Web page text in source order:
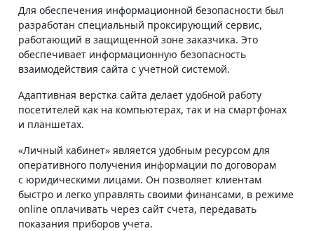
Для обеспечения информационной безопасности был
разработан специальный проксирующий сервис,
работающий в защищенной зоне заказчика. Это
обеспечивает информационную безопасность
взаимодействия сайта с учетной системой.
Адаптивная верстка сайта делает удобной работу
посетителей как на компьютерах, так и на смартфонах
и планшетах.
«Личный кабинет» является удобным ресурсом для
оперативного получения информации по договорам
с юридическими лицами. Он позволяет клиентам
быстро и легко управлять своими финансами, в режиме
online оплачивать через сайт счета, передавать
показания приборов учета.